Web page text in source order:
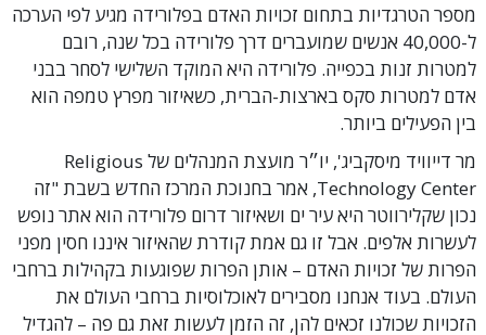
מספר הטרגדיות בתחום זכויות האדם בפלורידה מגיע לפי הערכה
ל-40,000 אנשים שמועברים דרך פלורידה בכל שנה, רובם
למטרות זנות בכפייה. פלורידה היא המוקד השלישי לסחר בבני
אדם למטרות סקס בארצות-הברית, כשאיזור מפרץ טמפה הוא
בין הפעילים ביותר.
מר דייוויד מיסקביג', יו״ר מועצת המנהלים של Religious
Technology Center, אמר בחנוכת המרכז החדש בשבת "זה
נכון שקלירווטר היא עיר ים ושאיזור דרום פלורידה הוא אתר נופש
לעשרות אלפים. אבל זו גם אמת קודרת שהאיזור איננו חסין מפני
הפרות של זכויות האדם – אותן הפרות שפוגעות בקהילות ברחבי
העולם. בעוד אנחנו מסבירים לאוכלוסיות ברחבי העולם את
הזכויות שכולנו זכאים להן, זה הזמן לעשות זאת גם פה – להגדיל